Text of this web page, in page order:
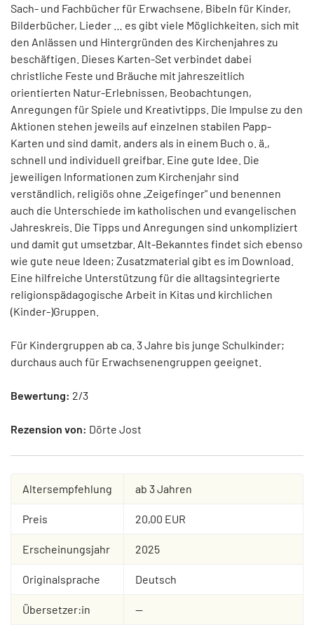
Sach- und Fachbücher für Erwachsene, Bibeln für Kinder,
Bilderbücher, Lieder … es gibt viele Möglichkeiten, sich mit
den Anlässen und Hintergründen des Kirchenjahres zu
beschäftigen. Dieses Karten-Set verbindet dabei
christliche Feste und Bräuche mit jahreszeitlich
orientierten Natur-Erlebnissen, Beobachtungen,
Anregungen für Spiele und Kreativtipps. Die Impulse zu den
Aktionen stehen jeweils auf einzelnen stabilen Papp-
Karten und sind damit, anders als in einem Buch o. ä.,
schnell und individuell greifbar. Eine gute Idee. Die
jeweiligen Informationen zum Kirchenjahr sind
verständlich, religiös ohne „Zeigefinger" und benennen
auch die Unterschiede im katholischen und evangelischen
Jahreskreis. Die Tipps und Anregungen sind unkompliziert
und damit gut umsetzbar. Alt-Bekanntes findet sich ebenso
wie gute neue Ideen; Zusatzmaterial gibt es im Download.
Eine hilfreiche Unterstützung für die alltagsintegrierte
religionspädagogische Arbeit in Kitas und kirchlichen
(Kinder-)Gruppen.
Für Kindergruppen ab ca. 3 Jahre bis junge Schulkinder;
durchaus auch für Erwachsenengruppen geeignet.
Bewertung: 2/3
Rezension von: Dörte Jost
Altersempfehlung ab 3 Jahren
Preis 20,00 EUR
Erscheinungsjahr 2025
Originalsprache Deutsch
Übersetzer:in --